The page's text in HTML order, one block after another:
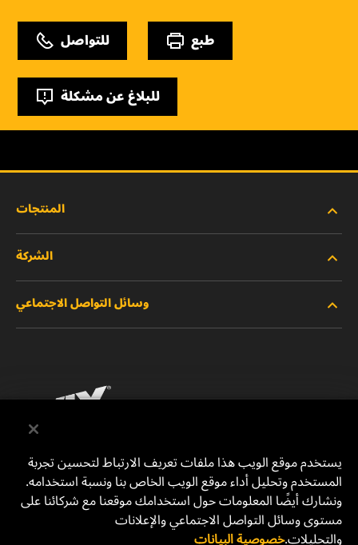
للتواصل طبع
للبلاغ عن مشكلة
المنتجات
المنتجات الجديدة
المنتجات المتوقفة/المستبدلة
الشركة
الوظائف
إشعار قانوني
الطباعة
للتواصل معنا
وسائل التواصل الاجتماعي
يوتيوب
MANN+HUMMEL Middle East FZE
DAFZA (Dubai Airport Free Zone)
يستخدم موقع الويب هذا ملفات تعريف الارتباط لتحسين تجربة
المستخدم وتحليل أداء موقع الويب الخاص بنا ونسبة استخدامه.
ونشارك أيضًا المعلومات حول استخدامك موقعنا مع شركائنا على
مستوى وسائل التواصل الاجتماعي والإعلانات
والتحليلات.خصوصية البيانات